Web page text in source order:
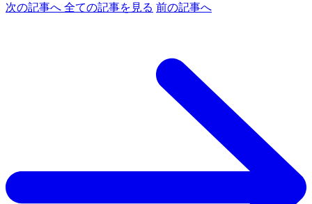
次の記事へ 全ての記事を見る 前の記事へ